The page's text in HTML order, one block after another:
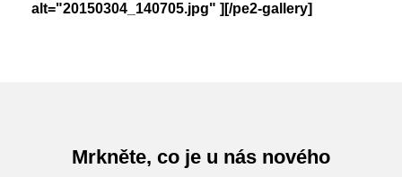
alt="20150304_140705.jpg" ][/pe2-gallery]
Mrkněte, co je u nás nového